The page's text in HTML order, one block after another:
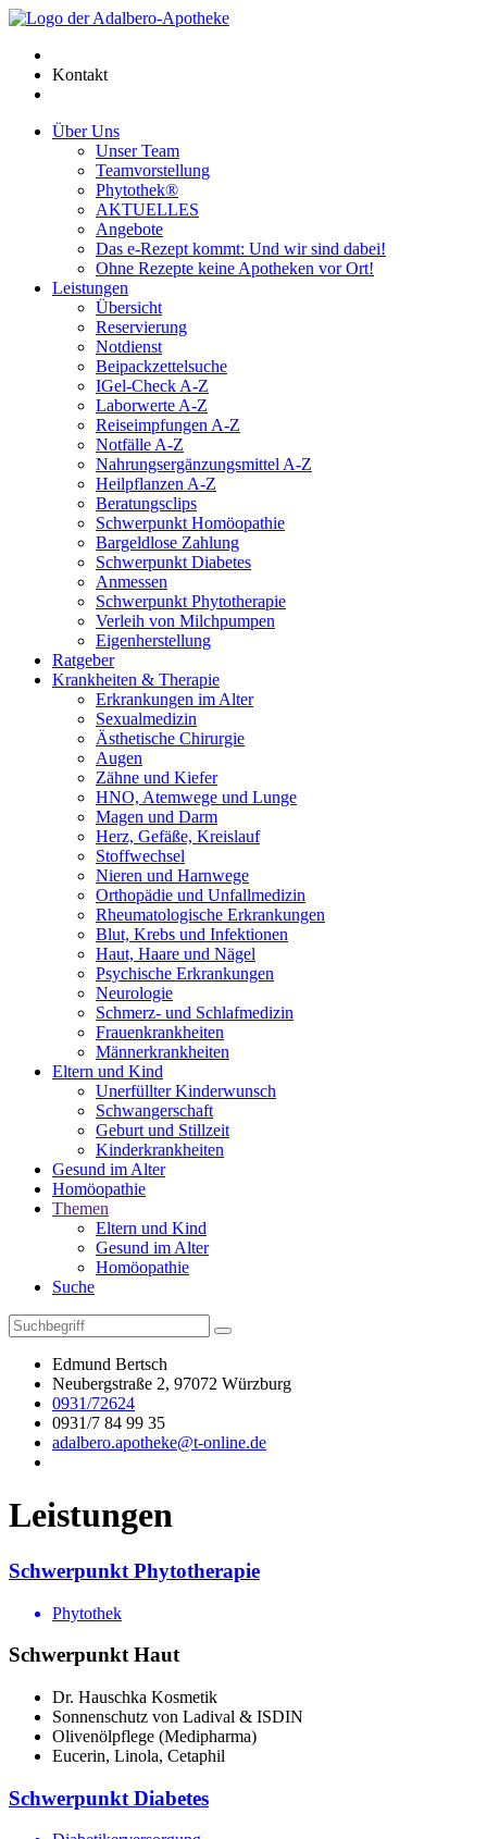
Kontakt
Über Uns
Unser Team
Teamvorstellung
Phytothek®
AKTUELLES
Angebote
Das e-Rezept kommt: Und wir sind dabei!
Ohne Rezepte keine Apotheken vor Ort!
Leistungen
Übersicht
Reservierung
Notdienst
Beipackzettelsuche
IGel-Check A-Z
Laborwerte A-Z
Reiseimpfungen A-Z
Notfälle A-Z
Nahrungsergänzungsmittel A-Z
Heilpflanzen A-Z
Beratungsclips
Schwerpunkt Homöopathie
Bargeldlose Zahlung
Schwerpunkt Diabetes
Anmessen
Schwerpunkt Phytotherapie
Verleih von Milchpumpen
Eigenherstellung
Ratgeber
Krankheiten & Therapie
Erkrankungen im Alter
Sexualmedizin
Ästhetische Chirurgie
Augen
Zähne und Kiefer
HNO, Atemwege und Lunge
Magen und Darm
Herz, Gefäße, Kreislauf
Stoffwechsel
Nieren und Harnwege
Orthopädie und Unfallmedizin
Rheumatologische Erkrankungen
Blut, Krebs und Infektionen
Haut, Haare und Nägel
Psychische Erkrankungen
Neurologie
Schmerz- und Schlafmedizin
Frauenkrankheiten
Männerkrankheiten
Eltern und Kind
Unerfüllter Kinderwunsch
Schwangerschaft
Geburt und Stillzeit
Kinderkrankheiten
Gesund im Alter
Homöopathie
Themen
Eltern und Kind
Gesund im Alter
Homöopathie
Suche
Edmund Bertsch
Neubergstraße 2, 97072 Würzburg
0931/72624
0931/7 84 99 35
adalbero.apotheke@t-online.de
Leistungen
Schwerpunkt Phytotherapie
Phytothek
Schwerpunkt Haut
Dr. Hauschka Kosmetik
Sonnenschutz von Ladival & ISDIN
Olivenölpflege (Medipharma)
Eucerin, Linola, Cetaphil
Schwerpunkt Diabetes